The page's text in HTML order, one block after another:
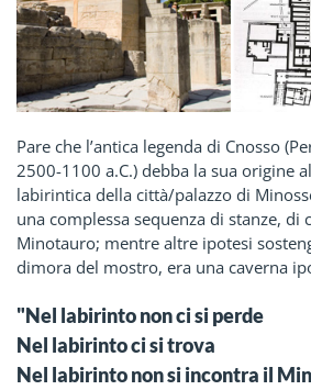
Pare che l’antica legenda di Cnosso
2500-1100 a.C.) debba la sua origine
labirintica della città/palazzo di
una complessa sequenza di stanze, di
Minotauro; mentre altre ipotesi
dimora del mostro, era una caverna
"Nel labirinto non ci si perde
Nel labirinto ci si trova
Nel labirinto non si incontra il